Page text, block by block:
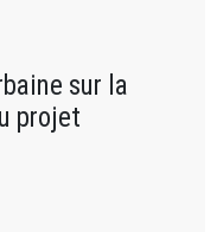
sur la
projet